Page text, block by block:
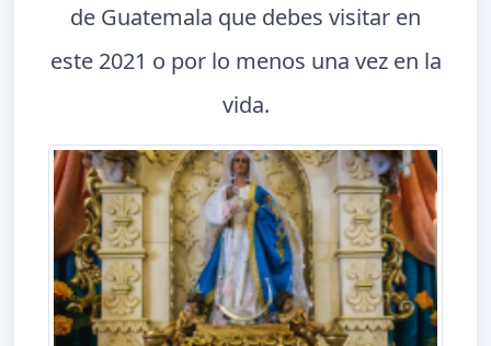
de Guatemala que debes visitar en
este 2021 o por lo menos una vez en la
vida.